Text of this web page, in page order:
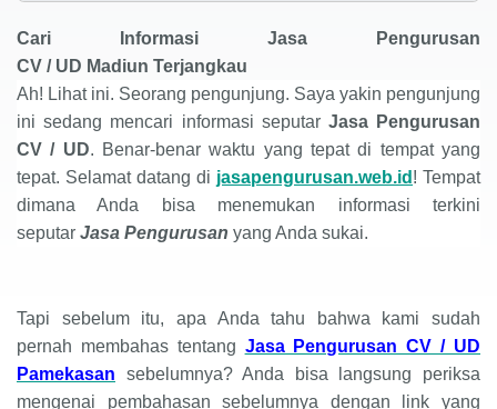
Cari Informasi Jasa Pengurusan
CV / UD Madiun Terjangkau
Ah! Lihat ini. Seorang pengunjung. Saya yakin pengunjung
ini sedang mencari informasi seputar Jasa Pengurusan
CV / UD. Benar-benar waktu yang tepat di tempat yang
tepat. Selamat datang di jasapengurusan.web.id ! Tempat
dimana Anda bisa menemukan informasi terkini
seputar Jasa Pengurusan yang Anda sukai.
Tapi sebelum itu, apa Anda tahu bahwa kami sudah
pernah membahas tentang Jasa Pengurusan CV / UD
Pamekasan
sebelumnya? Anda bisa langsung periksa
mengenai pembahasan sebelumnya dengan link yang